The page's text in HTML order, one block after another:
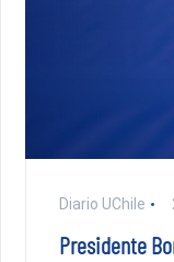
Diario UChile
Presidente